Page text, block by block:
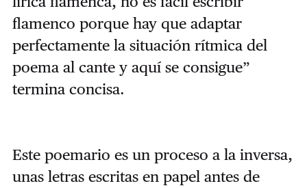
flamenco porque hay que adaptar
perfectamente la situación rítmica del
poema al cante y aquí se consigue”
termina concisa.
Este poemario es un proceso a la inversa,
unas letras escritas en papel antes de